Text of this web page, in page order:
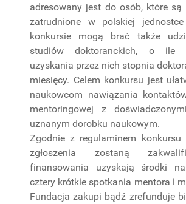
PROJEKTY
BADAWCZE
adresowany jest do osób, które
zatrudnione w polskiej
konkursie mogą brać także
studiów doktoranckich, o ile
uzyskania przez nich stopnia
miesięcy. Celem konkursu jest
naukowcom nawiązania
mentoringowej z
uznanym dorobku naukowym.
Zgodnie z regulaminem konkursu
zgłoszenia zostaną
finansowania uzyskają środki
cztery krótkie spotkania mentora i
Fundacja zakupi bądź zrefunduje